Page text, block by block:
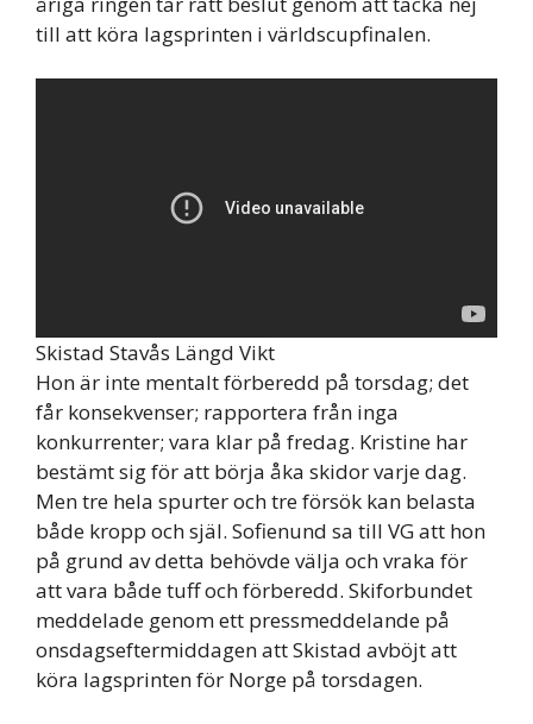
till att köra lagsprinten i världscupfinalen.
Skistad Stavås Längd Vikt
Hon är inte mentalt förberedd på torsdag; det
får konsekvenser; rapportera från inga
konkurrenter; vara klar på fredag. Kristine har
bestämt sig för att börja åka skidor varje dag.
Men tre hela spurter och tre försök kan belasta
både kropp och själ. Sofienund sa till VG att hon
på grund av detta behövde välja och vraka för
att vara både tuff och förberedd. Skiforbundet
meddelade genom ett pressmeddelande på
onsdagseftermiddagen att Skistad avböjt att
köra lagsprinten för Norge på torsdagen.